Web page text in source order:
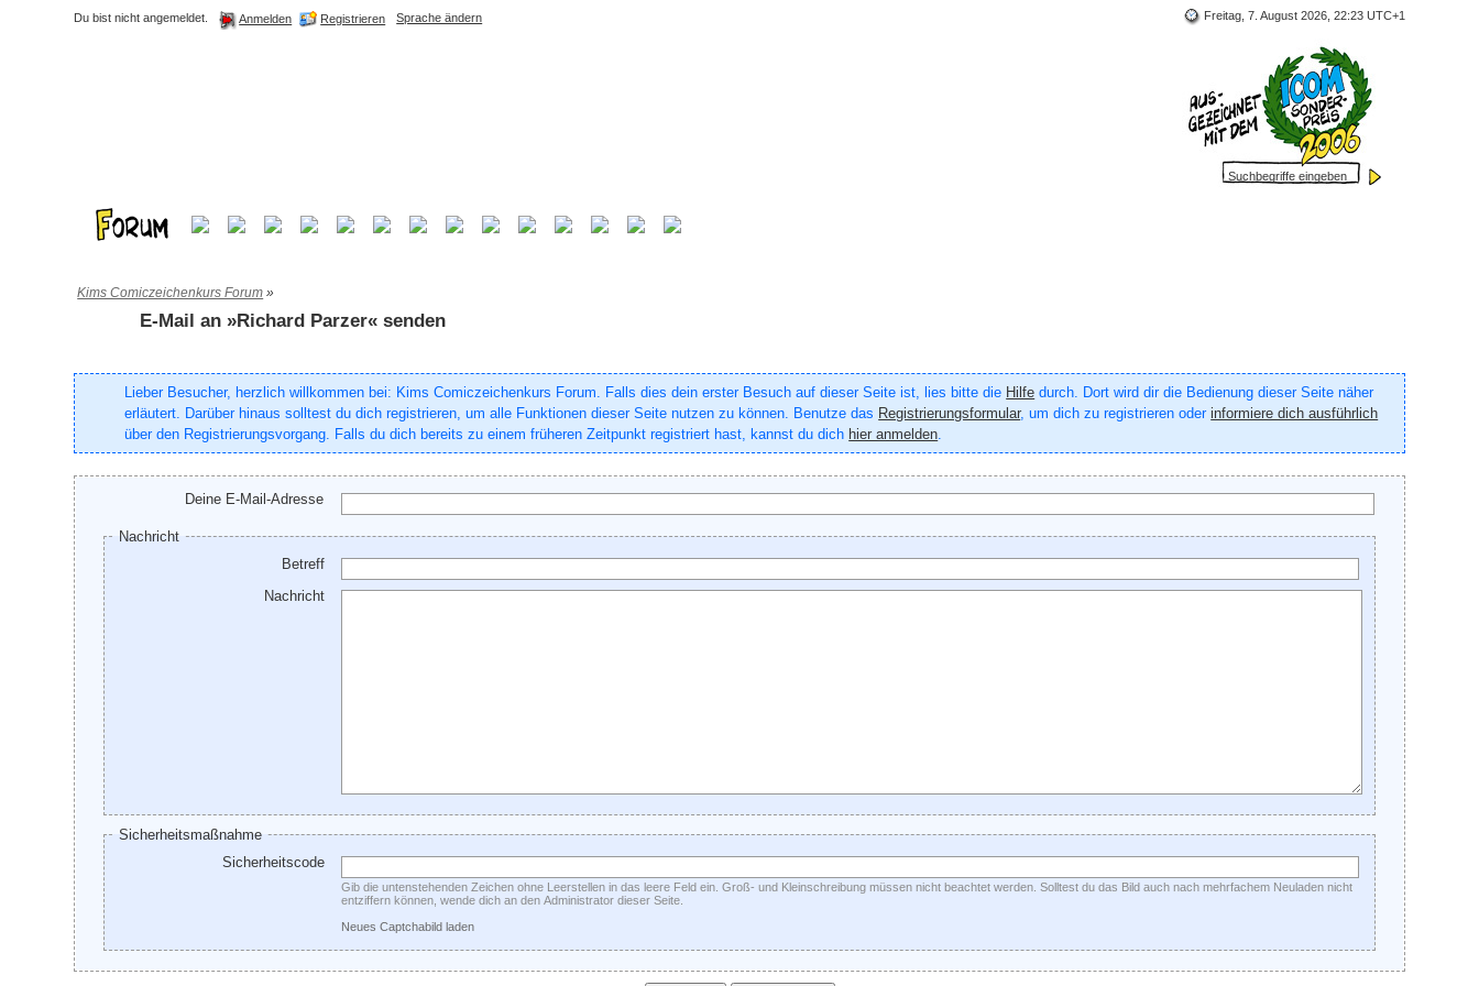
Freitag, 7. August 2026, 22:23 UTC+1
Du bist nicht angemeldet. Anmelden Registrieren Sprache ändern
Kims Comiczeichenkurs Forum »
E-Mail an »Richard Parzer« senden
Lieber Besucher, herzlich willkommen bei: Kims Comiczeichenkurs Forum. Falls dies dein erster Besuch auf dieser Seite ist, lies bitte die Hilfe durch. Dort wird dir die Bedienung dieser Seite näher
erläutert. Darüber hinaus solltest du dich registrieren, um alle Funktionen dieser Seite nutzen zu können. Benutze das Registrierungsformular, um dich zu registrieren oderinformiere dich ausführlich
über den Registrierungsvorgang. Falls du dich bereits zu einem früheren Zeitpunkt registriert hast, kannst du dich hier anmelden.
Deine E-Mail-Adresse
Nachricht
Betreff
Nachricht
Sicherheitsmaßnahme
Sicherheitscode
Gib die untenstehenden Zeichen ohne Leerstellen in das leere Feld ein. Groß- und Kleinschreibung müssen nicht beachtet werden. Solltest du das Bild auch nach mehrfachem Neuladen nicht
entziffern können, wende dich an den Administrator dieser Seite.
Neues Captchabild laden